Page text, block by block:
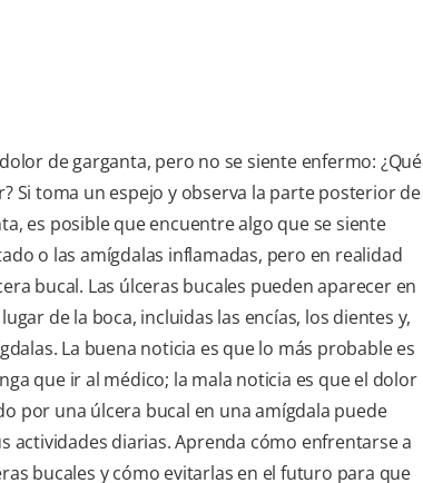
de garganta, pero no se siente enfermo: ¿Qué
Si toma un espejo y observa la parte posterior de
es posible que encuentre algo que se siente
o las amígdalas inflamadas, pero en realidad
bucal. Las úlceras bucales pueden aparecer en
de la boca, incluidas las encías, los dientes y,
La buena noticia es que lo más probable es
que ir al médico; la mala noticia es que el dolor
por una úlcera bucal en una amígdala puede
actividades diarias. Aprenda cómo enfrentarse a
bucales y cómo evitarlas en el futuro para que